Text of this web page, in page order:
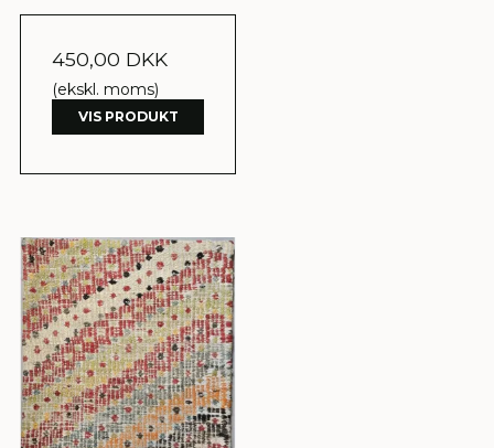
450,00 DKK
(ekskl. moms)
VIS PRODUKT